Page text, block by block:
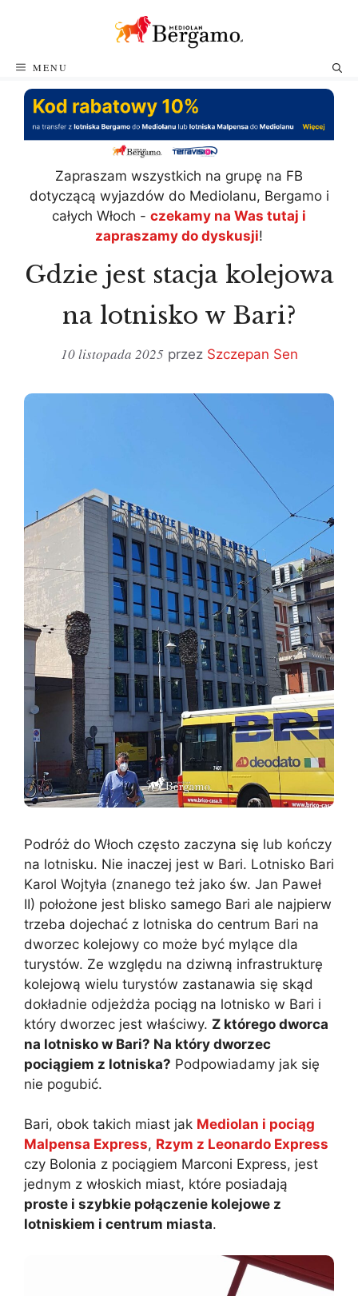
MENU
Zapraszam wszystkich na grupę na FB
dotyczącą wyjazdów do Mediolanu, Bergamo i
całych Włoch - czekamy na Was tutaj i
zapraszamy do dyskusji!
Gdzie jest stacja kolejowa
na lotnisko w Bari?
10 listopada 2025 przez Szczepan Sen
Podróż do Włoch często zaczyna się lub kończy
na lotnisku. Nie inaczej jest w Bari. Lotnisko Bari
Karol Wojtyła (znanego też jako św. Jan Paweł
II) położone jest blisko samego Bari ale najpierw
trzeba dojechać z lotniska do centrum Bari na
dworzec kolejowy co może być mylące dla
turystów. Ze względu na dziwną infrastrukturę
kolejową wielu turystów zastanawia się skąd
dokładnie odjeżdża pociąg na lotnisko w Bari i
który dworzec jest właściwy. Z którego dworca
na lotnisko w Bari? Na który dworzec
pociągiem z lotniska? Podpowiadamy jak się
nie pogubić.
Bari, obok takich miast jak Mediolan i pociąg
Malpensa Express, Rzym z Leonardo Express
czy Bolonia z pociągiem Marconi Express, jest
jednym z włoskich miast, które posiadają
proste i szybkie połączenie kolejowe z
lotniskiem i centrum miasta.